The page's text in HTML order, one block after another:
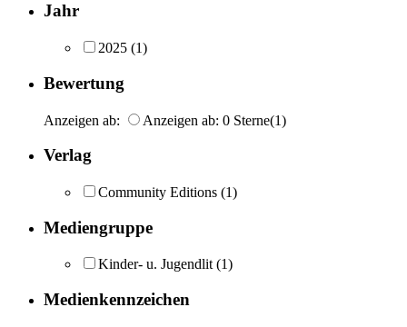
Jahr
2025 (1)
Bewertung
Anzeigen ab: Anzeigen ab: 0 Sterne(1)
Verlag
Community Editions (1)
Mediengruppe
Kinder- u. Jugendlit (1)
Medienkennzeichen